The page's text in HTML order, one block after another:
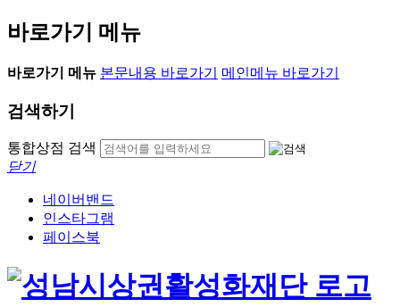
바로가기 메뉴
바로가기 메뉴 본문내용 바로가기 메인메뉴 바로가기
검색하기
통합상점 검색
닫기
네이버밴드
인스타그램
페이스북